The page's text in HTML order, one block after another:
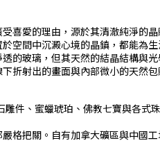
愛的理由，源於其清澈純淨的
空間中沉澱心境的晶鎮，都能為
的玻璃，但其天然的結晶結構與
射出的畫面與內部微小的天然
件、蜜蠟琥珀、佛教七寶與各式
格把關。自有加拿大礦區與中國